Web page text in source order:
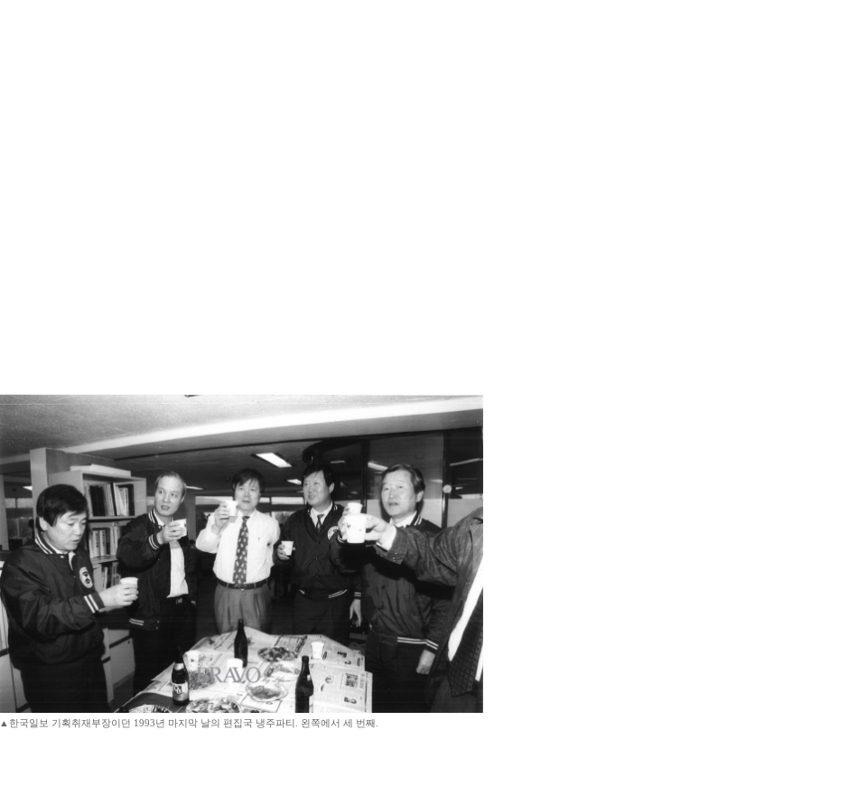
▲한국일보 기획취재부장이던 1993년 마지막 날의 편집국 냉주파티. 왼쪽에서 세 번째.